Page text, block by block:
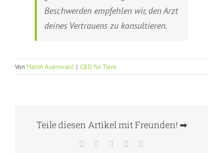
Beschwerden empfehlen wir, den Arzt
deines Vertrauens zu konsultieren.
Von Martin Auerswald | CBD für Tiere
Teile diesen Artikel mit Freunden! ➡
Facebook
TwitterWhatsApp
Pinterest